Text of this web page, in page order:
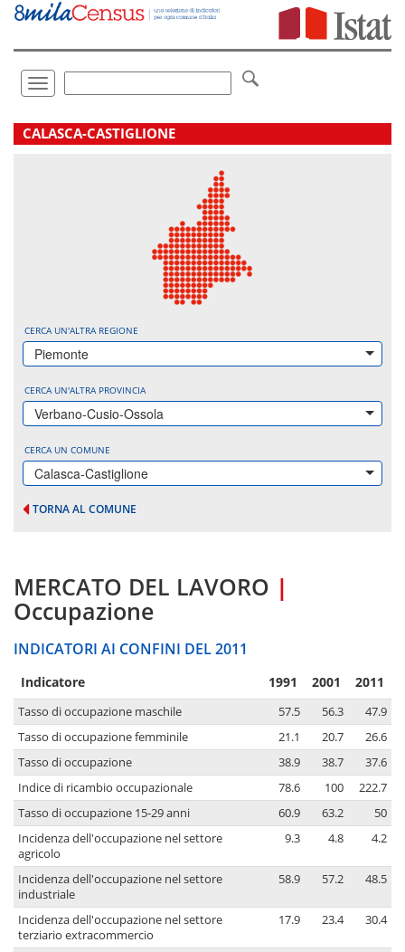
Vai
direttamente
Toggle
navigation
.
CALASCA-CASTIGLIONE
CERCA UN'ALTRA REGIONE
Piemonte
CERCA UN'ALTRA PROVINCIA
Verbano-Cusio-Ossola
CERCA UN COMUNE
Calasca-Castiglione
TORNA AL COMUNE
MERCATO DEL LAVORO |
Occupazione
INDICATORI AI CONFINI DEL 2011
Indicatore 1991 2001 2011
Tasso di occupazione maschile 57.5 56.3
47.9
Tasso di occupazione femminile
21.1 20.7
26.6
Tasso di occupazione
38.9 38.7
37.6
Indice di ricambio occupazionale
78.6 100
222.7
Tasso di occupazione 15-29 anni
60.9 63.2
50
Incidenza dell'occupazione nel settore
agricolo
9.3 4.8 4.2
Incidenza dell'occupazione nel settore
industriale
58.9 57.2 48.5
Incidenza dell'occupazione nel settore
terziario extracommercio
17.9 23.4 30.4